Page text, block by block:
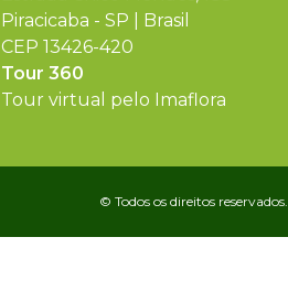
Piracicaba - SP | Brasil
CEP 13426-420
Tour 360
Tour virtual pelo Imaflora
© Todos os direitos reservados.